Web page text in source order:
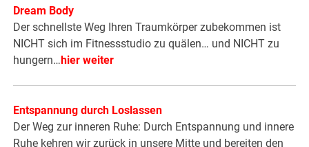
Dream Body
Der schnellste Weg Ihren Traumkörper zubekommen ist
NICHT sich im Fitnessstudio zu quälen… und NICHT zu
hungern…hier weiter
Entspannung durch Loslassen
Der Weg zur inneren Ruhe: Durch Entspannung und innere
Ruhe kehren wir zurück in unsere Mitte und bereiten den